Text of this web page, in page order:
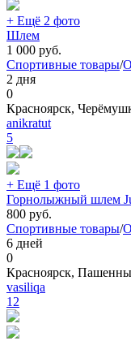
+ Ещё 2 фото
Шлем
1 000 руб.
Спортивные товары/
2 дня
0
Красноярск,
anikratut
5
+ Ещё 1 фото
Горнолыжный шлем
800 руб.
Спортивные товары/
6 дней
0
Красноярск,
vasiliqa
12